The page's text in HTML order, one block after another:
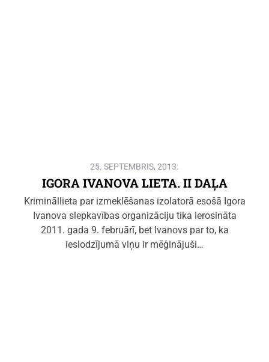
25. SEPTEMBRIS, 2013.
IGORA IVANOVA LIETA. II DAĻA
Krimināllieta par izmeklēšanas izolatorā esošā Igora
Ivanova slepkavības organizāciju tika ierosināta
2011. gada 9. februārī, bet Ivanovs par to, ka
ieslodzījumā viņu ir mēģinājuši…